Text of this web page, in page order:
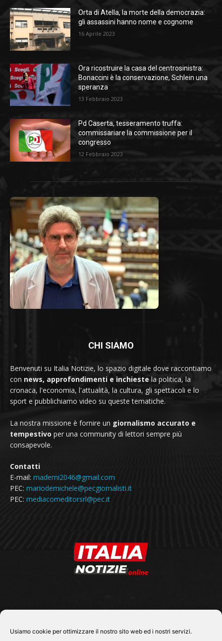
Usiamo cookie per ottimizzare il nostro sito web ed i nostri servizi.
Orta di Atella, la morte della democrazia:
gli assassini hanno nome e cognome
16 Aprile 2023
Ora ricostruire la casa del centrosinistra:
Bonaccini è la conservazione, Schlein una
speranza
13 Febbraio 2023
Pd Caserta, tesseramento truffa:
commissariare la commissione per il
congresso
12 Febbraio 2023
CHI SIAMO
Benvenuti su Italia Notizie, lo spazio digitale dove raccontiamo
con news, approfondimenti e inchieste la politica, la
cronaca, l'economia, l'attualità, la cultura, gli spettacoli e lo
sport e pubblichiamo video su queste tematiche.
La nostra missione è fornire un giornalismo accurato e
tempestivo per una community di lettori sempre più
consapevole.
Contatti
E-mail: mademi2046@gmail.com
PEC: mariodemichele@pecgiornalisti.it
PEC: mediacomeditorsrl@pec.it